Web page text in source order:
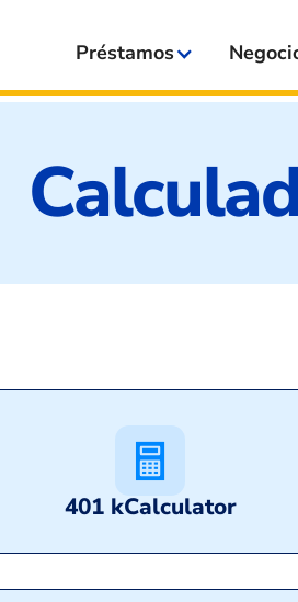
Préstamos
401 kCalculator